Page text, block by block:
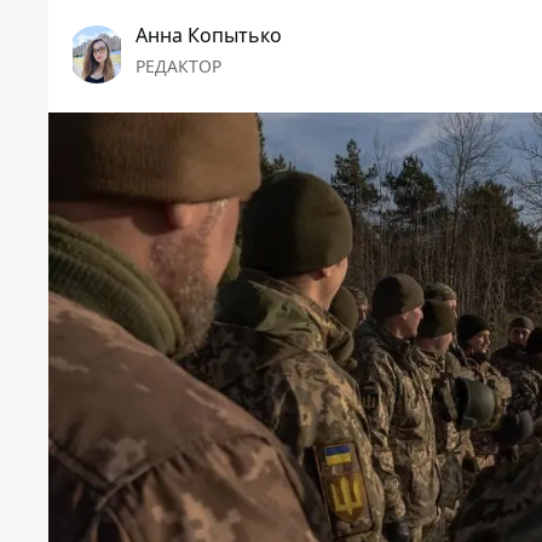
Анна Копытько
РЕДАКТОР